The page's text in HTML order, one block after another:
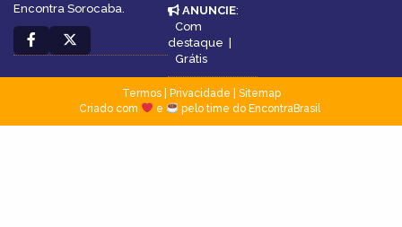
Encontra Sorocaba.
ANUNCIE:
Com
destaque |
Grátis
Termos| Privacidade
Sitemap
Criado com
e pelo time do EncontraBrasil